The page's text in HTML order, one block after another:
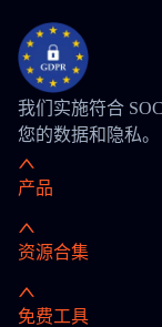
我们实施符合
您的数据和隐私。
产品
资源合集
免费工具